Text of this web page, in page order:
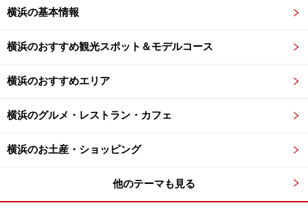
120分制、要予約）
TEL：045-223-2267（レストラン予約10:00～18:00）
URL：https://www.icyokohama-
grand.com/restaurant/karyu/
【みなとみらい】スーツァンレストラン陳
「スーツァン アフタヌーンティー」
横浜の基本情報
横浜のおすすめ観光スポット＆モデルコース
横浜のおすすめエリア
横浜のグルメ・レストラン・カフェ
横浜のお土産・ショッピング
他のテーマも見る